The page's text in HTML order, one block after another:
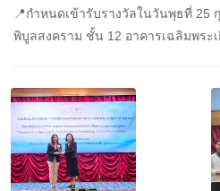
📍กำหนดเข้ารับรางวัลในวันพุธที่
พิบูลสงคราม ชั้น 12 อาคารเฉลิมพระ